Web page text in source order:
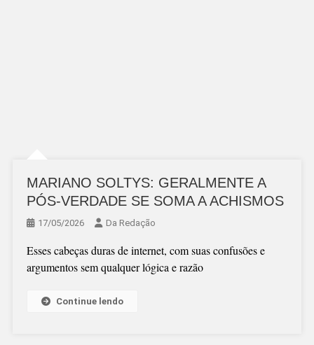
MARIANO SOLTYS: GERALMENTE A
PÓS-VERDADE SE SOMA A ACHISMOS
17/05/2026 Da Redação
Esses cabeças duras de internet, com suas confusões e
argumentos sem qualquer lógica e razão
Continue lendo